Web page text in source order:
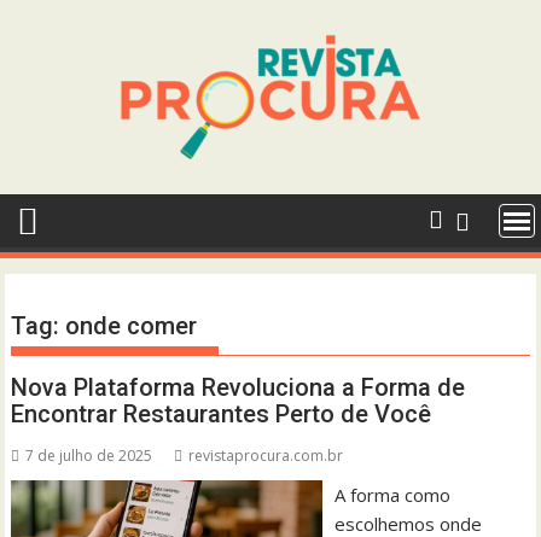
Tag: onde comer
Nova Plataforma Revoluciona a Forma de
Encontrar Restaurantes Perto de Você
7 de julho de 2025 revistaprocura.com.br
A forma como
escolhemos onde